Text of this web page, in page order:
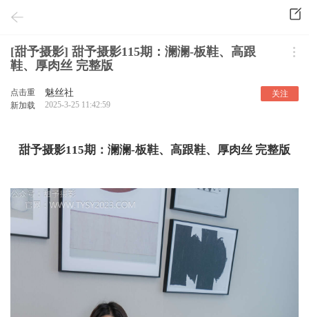
[甜予摄影] 甜予摄影115期：澜澜-板鞋、高跟
鞋、厚肉丝 完整版
点击重
新加载
魅丝社
2025-3-25 11:42:59
关注
甜予摄影115期：澜澜-板鞋、高跟鞋、厚肉丝 完整版